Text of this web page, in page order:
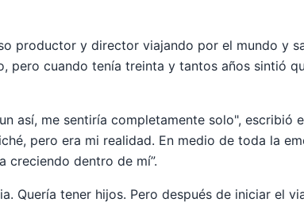
productor y director viajando por el mundo y
pero cuando tenía treinta y tantos años sintió
así, me sentiría completamente solo", escribió
pero era mi realidad. En medio de toda la
creciendo dentro de mí”.
Quería tener hijos. Pero después de iniciar el